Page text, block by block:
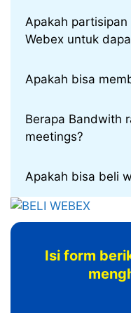
Apakah
Webex untuk
Apakah bisa
Berapa Bandwith
meetings?
Apakah bisa beli
Isi form